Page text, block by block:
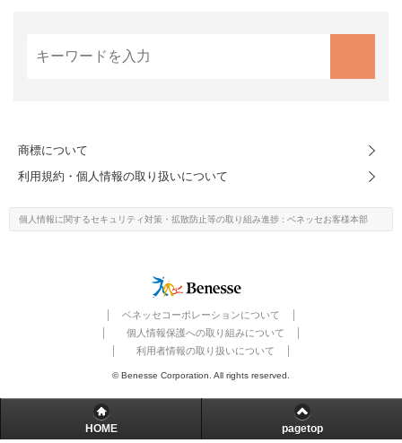
進研ゼミ 中学講座 中高一貫
会員サイトはこちら
商標について
利用規約・個人情報の取り扱いについて
個人情報に関するセキュリティ対策・ 拡散防止等の取り組み進捗 : ベネッセお客様本部
ベネッセコーポレーションについて
個人情報保護への取り組みについて
利用者情報の取り扱いについて
© Benesse Corporation. All rights reserved.
HOME pagetop